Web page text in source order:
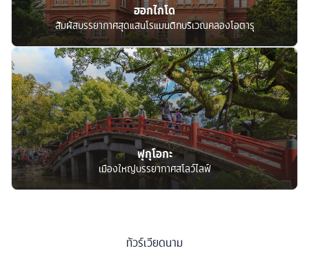
ฮอกไกโด
สัมผัสบรรยากาศสุดแสนโรแมนติกบริเวณคลองโอตารุ
ฟุกุโอกะ
เมืองใหญ่บรรยากาศสโลว์ไลฟ์
ทัวร์เวียดนาม